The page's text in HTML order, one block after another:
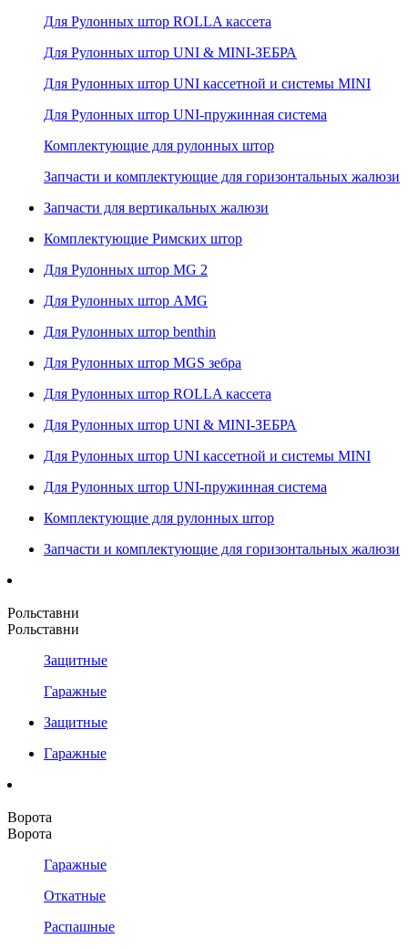
Для Рулонных штор ROLLA кассета
Для Рулонных штор UNI & MINI-ЗЕБРА
Для Рулонных штор UNI кассетной и системы MINI
Для Рулонных штор UNI-пружинная система
Комплектующие для рулонных штор
Запчасти и комплектующие для горизонтальных жалюзи
Запчасти для вертикальных жалюзи
Комплектующие Римских штор
Для Рулонных штор MG 2
Для Рулонных штор AMG
Для Рулонных штор benthin
Для Рулонных штор MGS зебра
Для Рулонных штор ROLLA кассета
Для Рулонных штор UNI & MINI-ЗЕБРА
Для Рулонных штор UNI кассетной и системы MINI
Для Рулонных штор UNI-пружинная система
Комплектующие для рулонных штор
Запчасти и комплектующие для горизонтальных жалюзи
Рольставни
Рольставни
Защитные
Гаражные
Защитные
Гаражные
Ворота
Ворота
Гаражные
Откатные
Распашные